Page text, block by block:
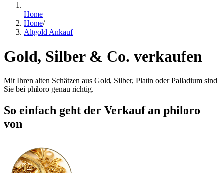
Home
Home/
Altgold Ankauf
Gold, Silber & Co. verkaufen
Mit Ihren alten Schätzen aus Gold, Silber, Platin oder Palladium sind
Sie bei philoro genau richtig.
So einfach geht der Verkauf an philoro
von